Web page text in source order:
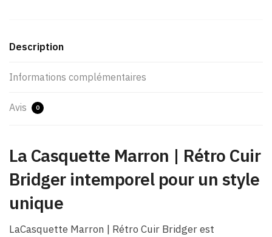
Description
Informations complémentaires
Avis 0
La Casquette Marron | Rétro Cuir
Bridger intemporel pour un style
unique
LaCasquette Marron | Rétro Cuir Bridger est